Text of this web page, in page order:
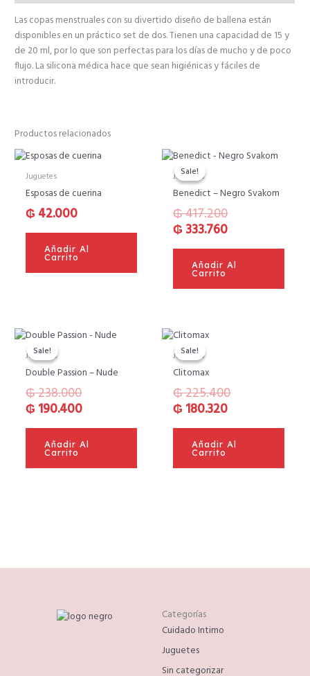
Las copas menstruales con su divertido diseño de ballena están
disponibles en un práctico set de dos. Tienen una capacidad de 15 y
de 20 ml, por lo que son perfectas para los días de mucho y de poco
flujo. La silicona médica hace que sean higiénicas y fáciles de
introducir.
Productos relacionados
Juguetes
Esposas de cuerina
₲ 42.000
Añadir Al
Carrito
Sale!
Sale!
Juguetes
Benedict – Negro Svakom
₲417.200
El
original
era:
₲ 417.200.
₲ 333.760
El
actual
es:
₲ 333.760.
Añadir Al
Carrito
Sale!
Sale!
Juguetes
Double Passion – Nude
₲238.000
El
original
₲ 238.000.
₲ 190.400
El
actual
₲ 190.400.
Añadir Al
Carrito
Sale!
Sale!
Juguetes
Clitomax
₲225.400₲ 225.400.
₲ 180.320
es:
₲ 180.320.
Añadir Al
Carrito
Categorías
Cuidado Intimo
Juguetes
Sin categorizar